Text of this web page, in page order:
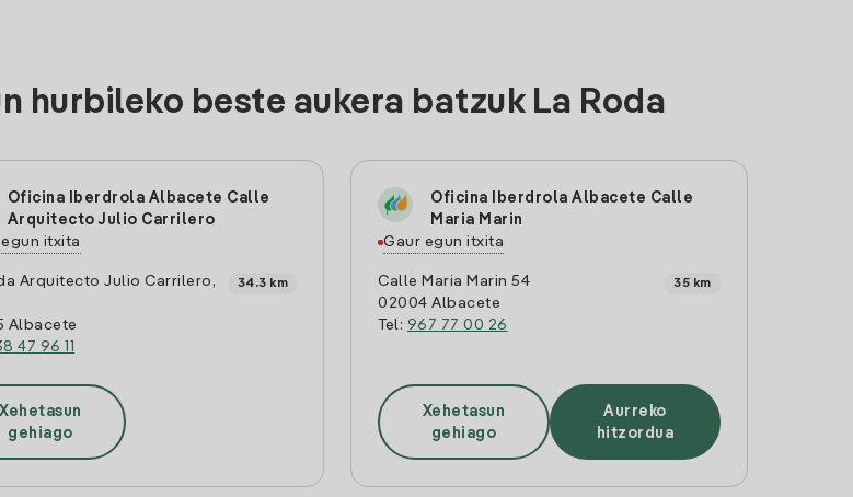
hurbileko beste aukera batzuk La Roda
Oficina Iberdrola Albacete Calle
Arquitecto Julio Carrilero
itxita
Arquitecto Julio Carrilero,
Albacete
47 96 11
34.3 km
Xehetasun
gehiago
Oficina Iberdrola Albacete Calle
Maria Marin
Gaur egun itxita
Calle Maria Marin 54
02004 Albacete
Tel: 967 77 00 26
35 km
Xehetasun
gehiago
Aurreko
hitzordua